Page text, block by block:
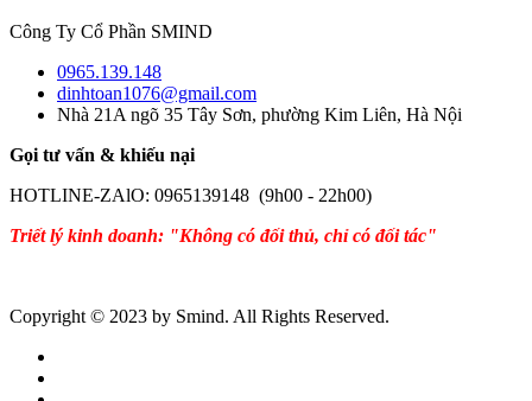
Công Ty Cổ Phần SMIND
0965.139.148
dinhtoan1076@gmail.com
Nhà 21A ngõ 35 Tây Sơn, phường Kim Liên, Hà Nội
Gọi tư vấn & khiếu nại
HOTLINE-ZAlO: 0965139148 (9h00 - 22h00)
Triết lý kinh doanh: "Không có đối thủ, chỉ có đối tác"
Copyright © 2023 by Smind. All Rights Reserved.